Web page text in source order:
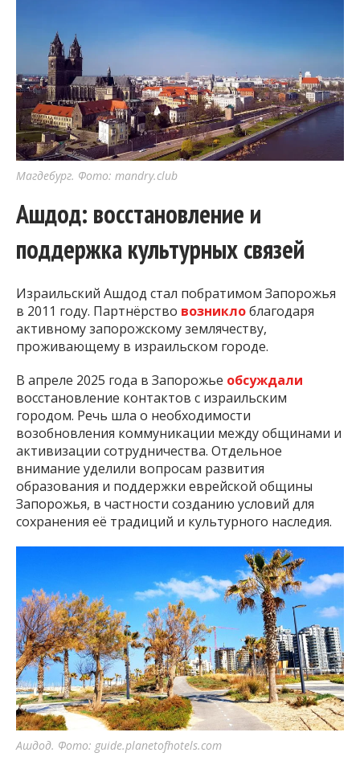
Магдебург. Фото: mandry.club
Ашдод: восстановление и
поддержка культурных связей
Израильский Ашдод стал побратимом Запорожья
в 2011 году. Партнёрство возниклоблагодаря
активному запорожскому землячеству,
проживающему в израильском городе.
В апреле 2025 года в Запорожье обсуждали
восстановление контактов с израильским
городом. Речь шла о необходимости
возобновления коммуникации между общинами и
активизации сотрудничества. Отдельное
внимание уделили вопросам развития
образования и поддержки еврейской общины
Запорожья, в частности созданию условий для
сохранения её традиций и культурного наследия.
Ашдод. Фото: guide.planetofhotels.com